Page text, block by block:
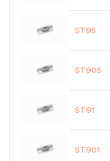
ST95
ST905
ST91
ST901